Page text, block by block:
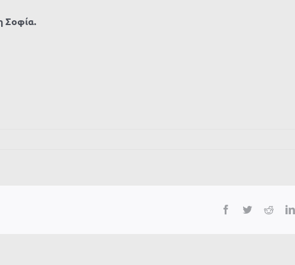
Σοφία.
Facebook
TwitterReddit